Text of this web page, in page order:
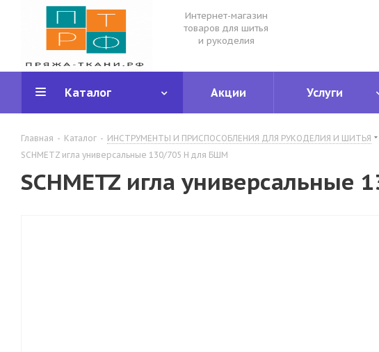
Интернет-магазин
товаров для шитья
и рукоделия
Каталог Акции Услуги
Главная - Каталог - ИНСТРУМЕНТЫ И ПРИСПОСОБЛЕНИЯ ДЛЯ РУКОДЕЛИЯ И ШИТЬЯ
SCHMETZ игла универсальные 130/705 Н для БШМ
SCHMETZ игла